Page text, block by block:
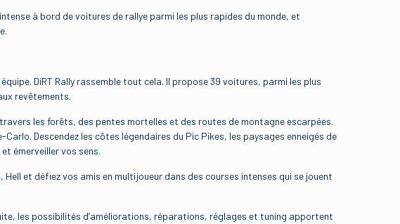
à bord de voitures de rallye parmi les plus rapides du monde, et
DiRT Rally rassemble tout cela. Il propose 39 voitures, parmi les plus
revêtements.
les forêts, des pentes mortelles et des routes de montagne escarpées.
Descendez les côtes légendaires du Pic Pikes, les paysages enneigés de
émerveiller vos sens.
et défiez vos amis en multijoueur dans des courses intenses qui se jouent
les possibilités d’améliorations, réparations, réglages et tuning apportent